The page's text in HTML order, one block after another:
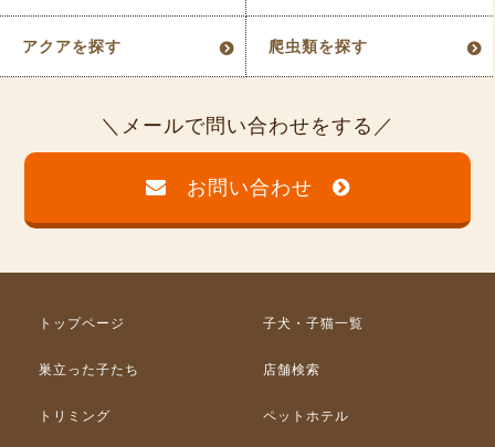
アクアを探す 爬虫類を探す
メールで問い合わせをする
お問い合わせ
トップページ 子犬・子猫一覧
巣立った子たち 店舗検索
トリミング ペットホテル